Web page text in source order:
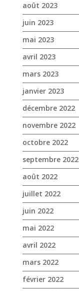
août 2023
juin 2023
mai 2023
avril 2023
mars 2023
janvier 2023
décembre 2022
novembre 2022
octobre 2022
septembre 2022
août 2022
juillet 2022
juin 2022
mai 2022
avril 2022
mars 2022
février 2022